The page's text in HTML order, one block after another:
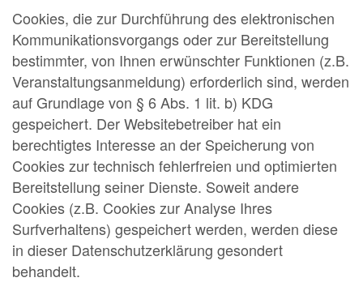
Cookies, die zur Durchführung des elektronischen
Kommunikationsvorgangs oder zur Bereitstellung
bestimmter, von Ihnen erwünschter Funktionen (z.B.
Veranstaltungsanmeldung) erforderlich sind, werden
auf Grundlage von § 6 Abs. 1 lit. b) KDG
gespeichert. Der Websitebetreiber hat ein
berechtigtes Interesse an der Speicherung von
Cookies zur technisch fehlerfreien und optimierten
Bereitstellung seiner Dienste. Soweit andere
Cookies (z.B. Cookies zur Analyse Ihres
Surfverhaltens) gespeichert werden, werden diese
in dieser Datenschutzerklärung gesondert
behandelt.